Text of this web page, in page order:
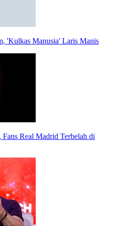
'Kulkas Manusia' Laris Manis
Real Madrid Terbelah di